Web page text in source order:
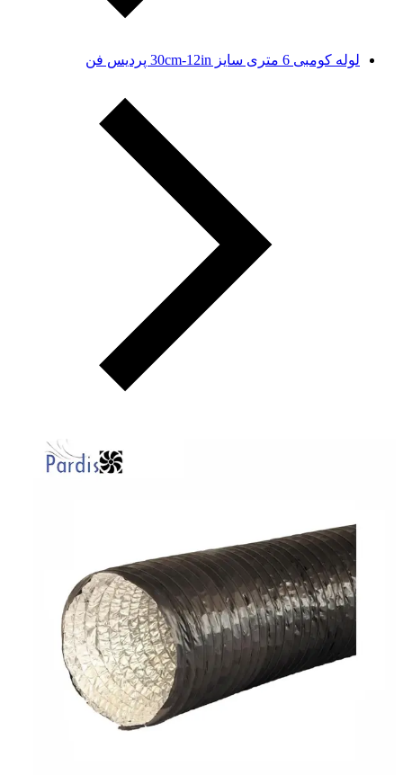
لوله کومبی 6 متری سایز 30cm-12in پردیس فن